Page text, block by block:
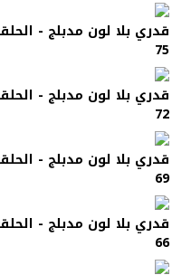
قدري بلا لون مدبلج -
75
قدري بلا لون مدبلج -
72
قدري بلا لون مدبلج -
69
قدري بلا لون مدبلج -
66